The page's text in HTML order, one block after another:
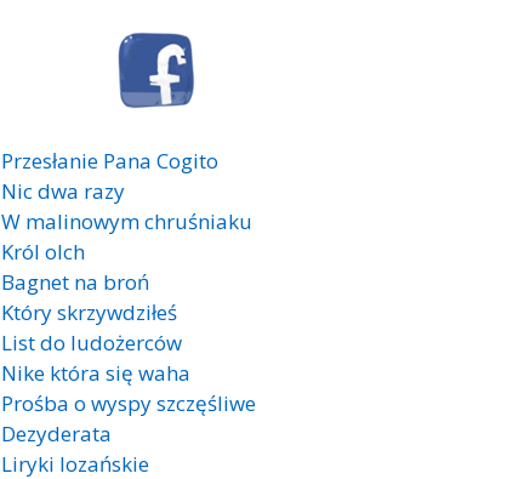
Przesłanie Pana Cogito
Nic dwa razy
W malinowym chruśniaku
Król olch
Bagnet na broń
Który skrzywdziłeś
List do ludożerców
Nike która się waha
Prośba o wyspy szczęśliwe
Dezyderata
Liryki lozańskie